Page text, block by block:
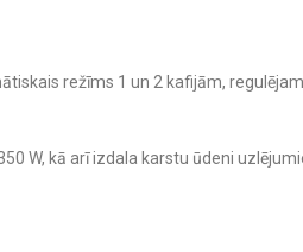
režīms 1 un 2 kafijām,
W, kā arī izdala karstu ūdeni